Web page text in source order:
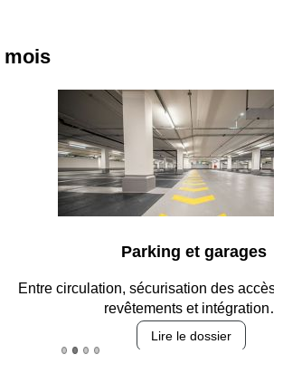
mois
Parking et garages
sécurisation des accès, durabilité des
et intégration…